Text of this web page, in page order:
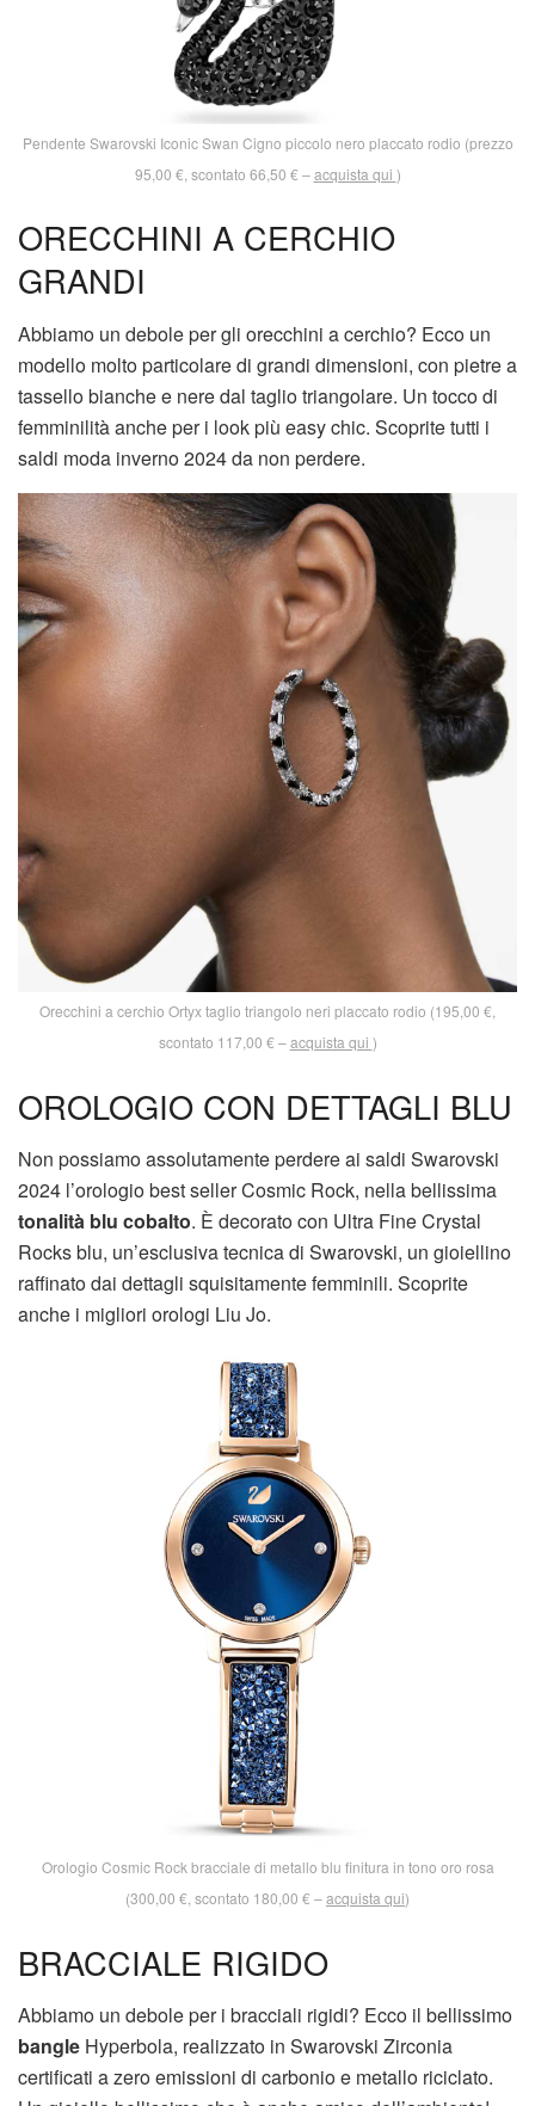
Pendente Swarovski Iconic Swan Cigno piccolo nero placcato rodio (prezzo
95,00 €, scontato 66,50 € –acquista qui )
ORECCHINI A CERCHIO
GRANDI
Abbiamo un debole per gli orecchini a cerchio? Ecco un
modello molto particolare di grandi dimensioni, con pietre a
tassello bianche e nere dal taglio triangolare. Un tocco di
femminilità anche per i look più easy chic. Scoprite tutti i
saldi moda inverno 2024 da non perdere.
Orecchini a cerchio Ortyx taglio triangolo neri placcato rodio (195,00 €,
scontato 117,00 € –acquista qui )
OROLOGIO CON DETTAGLI BLU
Non possiamo assolutamente perdere ai saldi Swarovski
2024 l’orologio best seller Cosmic Rock, nella bellissima
tonalità blu cobalto. È decorato con Ultra Fine Crystal
Rocks blu, un’esclusiva tecnica di Swarovski, un gioiellino
raffinato dai dettagli squisitamente femminili. Scoprite
anche i migliori orologi Liu Jo.
Orologio Cosmic Rock bracciale di metallo blu finitura in tono oro rosa
(300,00 €, scontato 180,00 € –acquista qui)
BRACCIALE RIGIDO
Abbiamo un debole per i bracciali rigidi? Ecco il bellissimo
bangle Hyperbola, realizzato in Swarovski Zirconia
certificati a zero emissioni di carbonio e metallo riciclato.